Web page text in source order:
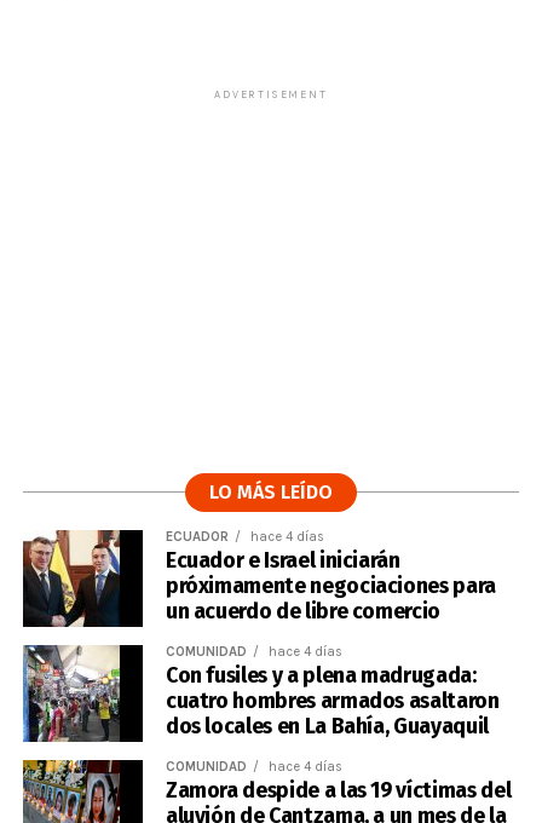
ADVERTISEMENT
LO MÁS LEÍDO
ECUADOR hace 4 días
Ecuador e Israel iniciarán
próximamente negociaciones para
un acuerdo de libre comercio
COMUNIDAD hace 4 días
Con fusiles y a plena madrugada:
cuatro hombres armados asaltaron
dos locales en La Bahía, Guayaquil
COMUNIDAD hace 4 días
Zamora despide a las 19 víctimas del
aluvión de Cantzama, a un mes de la